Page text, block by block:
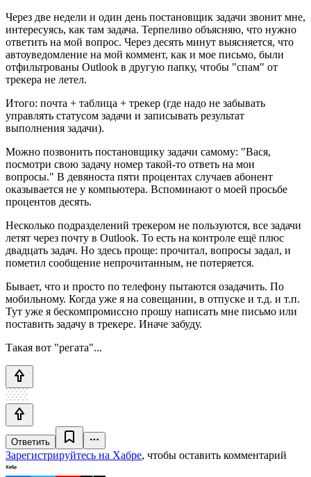
Через две недели и один день постановщик задачи звонит мне,
интересуясь, как там задача. Терпеливо объясняю, что нужно
ответить на мой вопрос. Через десять минут выясняется, что
автоуведомление на мой коммент, как и мое письмо, были
отфильтрованы Outlook в другую папку, чтобы "спам" от
трекера не летел.
Итого: почта + таблица + трекер (где надо не забывать
управлять статусом задачи и записывать результат
выполнения задачи).
Можно позвонить постановщику задачи самому: "Вася,
посмотри свою задачу номер такой-то ответь на мои
вопросы." В девяноста пяти процентах случаев абонент
оказывается не у компьютера. Вспоминают о моей просьбе
процентов десять.
Несколько подразделений трекером не пользуются, все задачи
летят через почту в Outlook. То есть на контроле ещё плюс
двадцать задач. Но здесь проще: прочитал, вопросы задал, и
пометил сообщение непрочитанным, не потеряется.
Бывает, что и просто по телефону пытаются озадачить. По
мобильному. Когда уже я на совещании, в отпуске и т.д. и т.п.
Тут уже я бескомпромиссно прошу написать мне письмо или
поставить задачу в трекере. Иначе забуду.
Такая вот "регата"...
Ответить
Зарегистрируйтесь на Хабре, чтобы оставить комментарий